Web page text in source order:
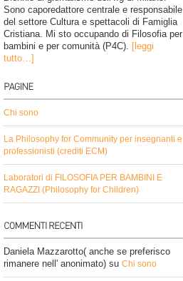
Sono caporedattore centrale e responsabile
del settore Cultura e spettacoli di Famiglia
Cristiana. Mi sto occupando di Filosofia per
bambini e per comunità (P4C). [leggi
tutto…]
Chi sono
La Philosophy for Community per insegnanti e
professionisti (crediti ECM)
Laboratori di FILOSOFIA PER BAMBINI E
RAGAZZI (Philosophy for Children)
Daniela Mazzarotto( anche se preferisco
rimanere nell' anonimato) su Chi sono